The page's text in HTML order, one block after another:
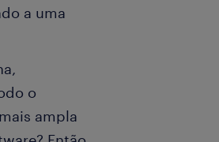
a uma
o
ampla